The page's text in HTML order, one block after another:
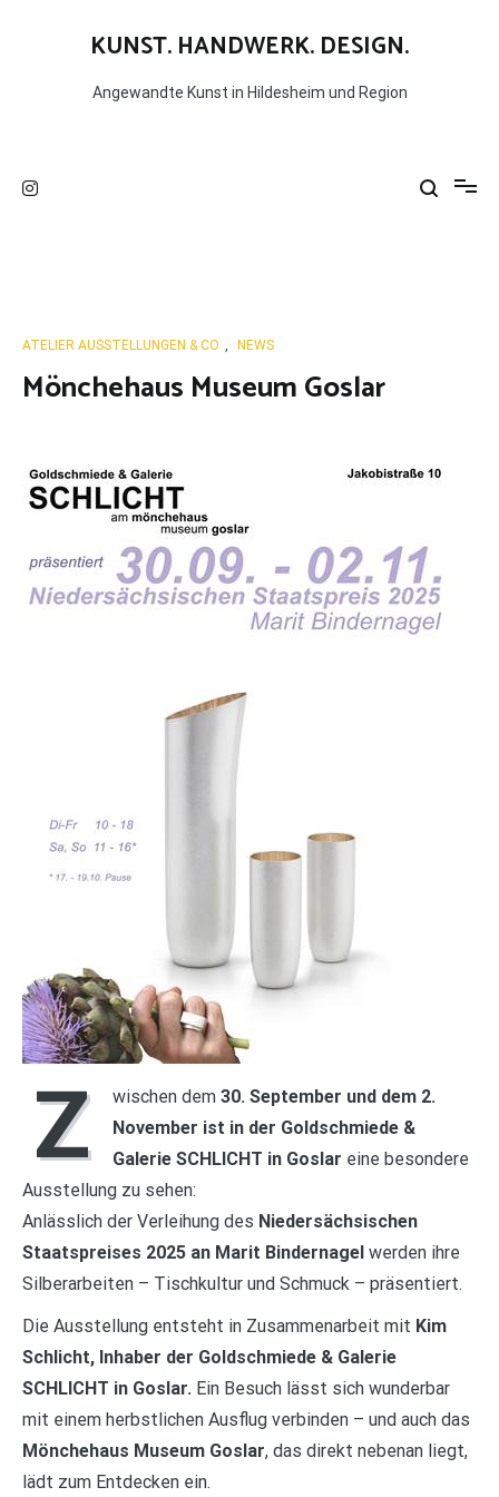
KUNST. HANDWERK. DESIGN.
Angewandte Kunst in Hildesheim und Region
ATELIER AUSSTELLUNGEN & CO , NEWS
Mönchehaus Museum Goslar
Z wischen dem 30. September und dem 2.
November ist in der Goldschmiede &
Galerie SCHLICHT in Goslar eine besondere
Ausstellung zu sehen:
Anlässlich der Verleihung des Niedersächsischen
Staatspreises 2025 an Marit Bindernagel werden ihre
Silberarbeiten – Tischkultur und Schmuck – präsentiert.
Die Ausstellung entsteht in Zusammenarbeit mit Kim
Schlicht, Inhaber der Goldschmiede & Galerie
SCHLICHT in Goslar. Ein Besuch lässt sich wunderbar
mit einem herbstlichen Ausflug verbinden – und auch das
Mönchehaus Museum Goslar, das direkt nebenan liegt,
lädt zum Entdecken ein.